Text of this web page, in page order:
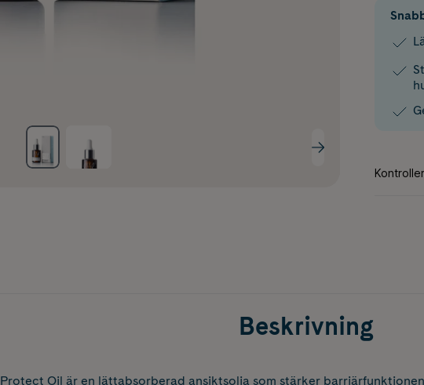
Beskrivning
Protect Oil är en lättabsorberad ansiktsolja som stärker